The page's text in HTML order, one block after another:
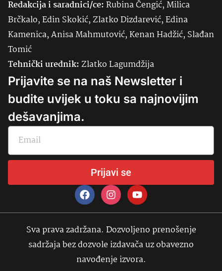
Redakcija i saradnici/ce:Rubina Čengić, Milica
Brčkalo, Edin Skokić, Zlatko Dizdarević, Edina
Kamenica, Anisa Mahmutović, Kenan Hadžić, Slađan
Tomić
Tehnički urednik:Zlatko Lagumdžija
Prijavite se na naš Newsletter i
budite uvijek u toku sa najnovijim
dešavanjima.
Prijavi se
Sva prava zadržana. Dozvoljeno prenošenje
sadržaja bez dozvole izdavača uz obavezno
navođenje izvora.